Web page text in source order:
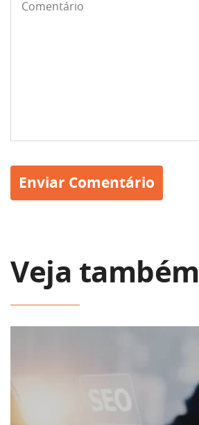
Veja também